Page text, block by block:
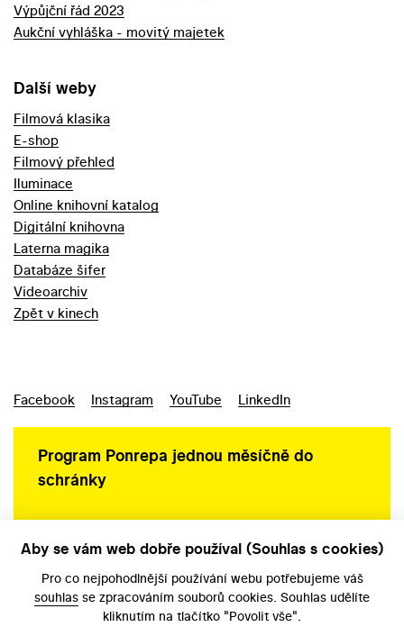
Výpůjční řád 2023
Aukční vyhláška - movitý majetek
Další weby
Filmová klasika
E-shop
Filmový přehled
Iluminace
Online knihovní katalog
Digitální knihovna
Laterna magika
Databáze šifer
Videoarchiv
Zpět v kinech
Facebook Instagram YouTube LinkedIn
Program Ponrepa jednou měsíčně do
schránky
Aby se vám web dobře používal (Souhlas s cookies)
Pro co nejpohodlnější používání webu potřebujeme váš
souhlas se zpracováním souborů cookies. Souhlas udělíte
kliknutím na tlačítko "Povolit vše".